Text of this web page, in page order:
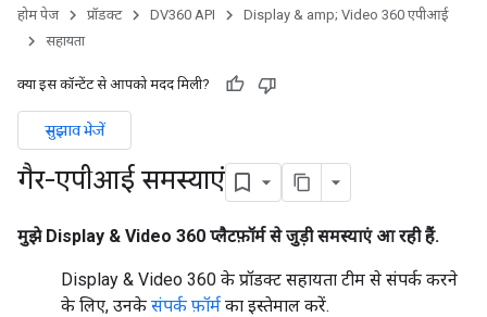
होम पेज प्रॉडक्ट DV360 API
Display & amp; Video 360 एपीआई
सहायता
क्या इस कॉन्टेंट से आपको मदद मिली?
सुझाव भेजें
गैर-एपीआई समस्याएं
मुझे Display & Video 360 प्लैटफ़ॉर्म से जुड़ी समस्याएं आ रही हैं.
Display & Video 360 के प्रॉडक्ट सहायता टीम से संपर्क करने
के लिए, उनके संपर्क फ़ॉर्म का इस्तेमाल करें.